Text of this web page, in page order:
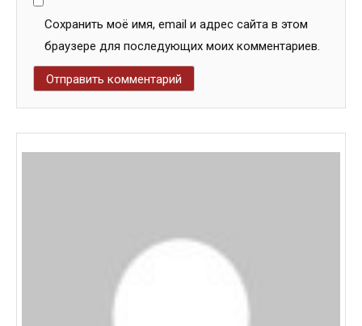
Сохранить моё имя, email и адрес сайта в этом
браузере для последующих моих комментариев.